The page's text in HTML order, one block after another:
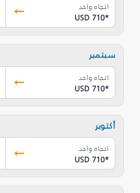
اتجاه واحد
USD 710*
سبتمبر
اتجاه واحد
USD 710*
أكتوبر
اتجاه واحد
USD 710*